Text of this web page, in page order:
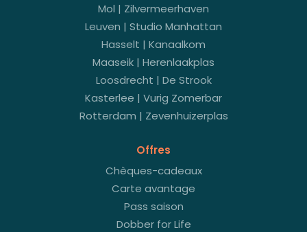
Mol | Zilvermeerhaven
Leuven | Studio Manhattan
Hasselt | Kanaalkom
Maaseik | Herenlaakplas
Loosdrecht | De Strook
Kasterlee | Vurig Zomerbar
Rotterdam | Zevenhuizerplas
Offres
Chèques-cadeaux
Carte avantage
Pass saison
Dobber for Life